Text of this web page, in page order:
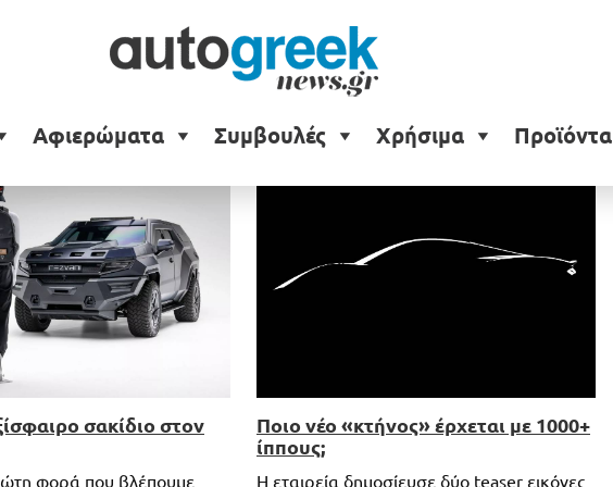
Αφιερώματα Συμβουλές Χρήσιμα Προϊόντα
σακίδιο στον
φορά που βλέπουμε
Ποιο νέο «κτήνος» έρχεται με 1000+
ίππους;
Η εταιρεία δημοσίευσε δύο teaser εικόνες